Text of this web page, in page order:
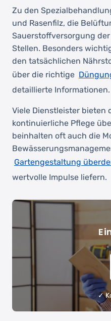
Zu den
und Rasenfilz, die
Sauerstoffversorgung
Stellen. Besonders
den tatsächlichen
über die richtige
detaillierte Informationen.
Viele Dienstleister bieten
kontinuierliche Pflege
beinhalten oft auch die
Gartengestaltung
wertvolle Impulse liefern.
✓